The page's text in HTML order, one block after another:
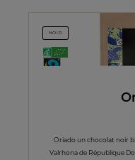
NOIR
Oriado un chocolat noir
Valrhona de République